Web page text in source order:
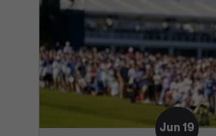
Jun 19